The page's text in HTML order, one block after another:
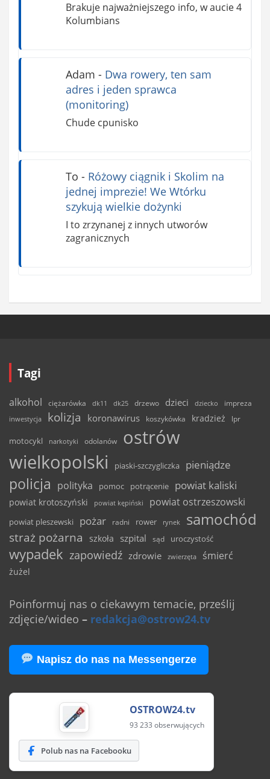
Brakuje najważniejszego info, w aucie 4
Kolumbians
Adam - Dwa rowery, ten sam
adres i jeden sprawca
(monitoring)
Chude cpunisko
To - Różowy ciągnik i Skolim na
jednej imprezie! We Wtórku
szykują wielkie dożynki
I to zrzynanej z innych utworów
zagranicznych
Tagi
alkohol ciężarówka dk11 dk25 drzewo dzieci dziecko
impreza
inwestycja
kolizja koronawirus koszykówka kradzież lpr
motocykl narkotyki odolanów
ostrów
wielkopolski
piaski-szczygliczka pieniądze
policja polityka pomoc potrącenie powiat kaliski
powiat krotoszyński powiat kępiński powiat ostrzeszowski
powiat pleszewski pożar radni rower rynek samochód
straż pożarna szkoła szpital sąd uroczystość
wypadek zapowiedź zdrowie zwierzęta śmierć
żużel
Poinformuj nas o ciekawym temacie, prześlij
zdjęcie/wideo – redakcja@ostrow24.tv
Napisz do nas na Messengerze
OSTROW24.tv
93 233 obserwujących
Polub nas na Facebooku